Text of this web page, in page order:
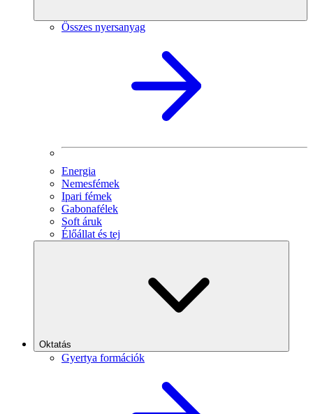
Összes nyersanyag
Energia
Nemesfémek
Ipari fémek
Gabonafélek
Soft áruk
Élőállat és tej
Oktatás
Gyertya formációk